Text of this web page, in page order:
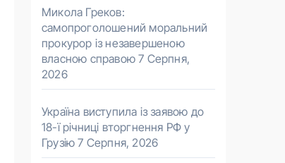
Микола Греков:
самопроголошений моральний
прокурор із незавершеною
власною справою 7 Серпня,
2026
Україна виступила із заявою до
18-ї річниці вторгнення РФ у
Грузію 7 Серпня, 2026